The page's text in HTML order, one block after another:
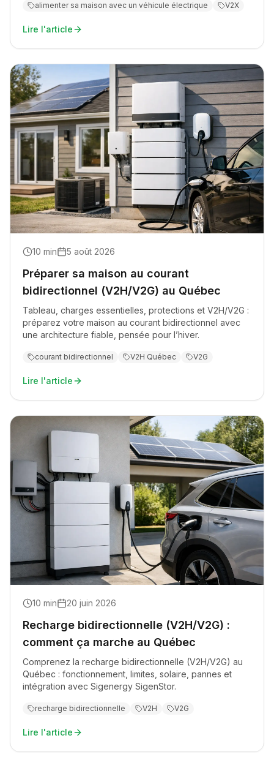
alimenter sa maison avec un véhicule électrique
V2X
Lire l'article
10 min 5 août 2026
Préparer sa maison au courant
bidirectionnel (V2H/V2G) au Québec
Tableau, charges essentielles, protections et V2H/V2G :
préparez votre maison au courant bidirectionnel avec
une architecture fiable, pensée pour l’hiver.
courant bidirectionnel V2H Québec V2G
Lire l'article
10 min 20 juin 2026
Recharge bidirectionnelle (V2H/V2G) :
comment ça marche au Québec
Comprenez la recharge bidirectionnelle (V2H/V2G) au
Québec : fonctionnement, limites, solaire, pannes et
intégration avec Sigenergy SigenStor.
recharge bidirectionnelle V2H V2G
Lire l'article